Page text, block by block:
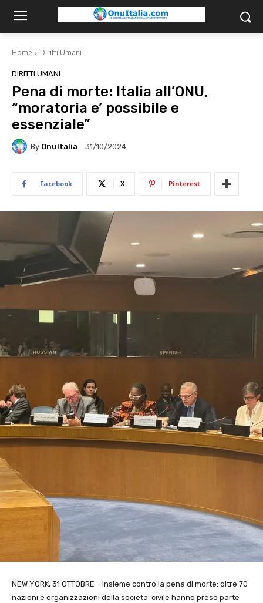
Home Diritti Umani
DIRITTI UMANI
Pena di morte: Italia all’ONU,
“moratoria e’ possibile e
essenziale”
By OnuItalia 31/10/2024
Facebook X Pinterest
NEW YORK, 31 OTTOBRE – Insieme contro la pena di morte: oltre 70
nazioni e organizzazioni della societa’ civile hanno preso parte